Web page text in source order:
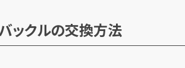
ックルの交換方法